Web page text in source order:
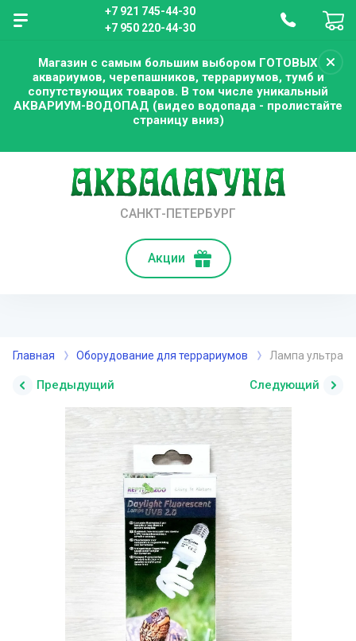
Магазин с самым большим выбором ГОТОВЫХ
аквариумов, черепашников, террариумов, тумб и
сопутствующих товаров. В том числе уникальный
АКВАРИУМ-ВОДОПАД (видео водопада - пролистайте
страницу вниз)
+7 921 745-44-30
+7 950 220-44-30
САНКТ-ПЕТЕРБУРГ
Акции
Главная Оборудование для террариумов Лампа
Предыдущий Следующий